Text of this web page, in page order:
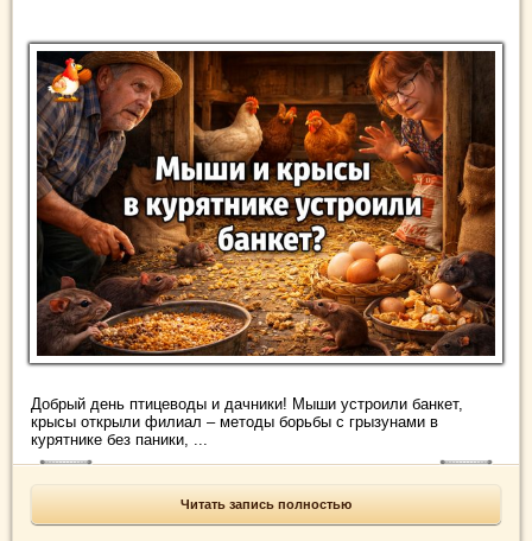
Добрый день птицеводы и дачники! Мыши устроили банкет,
крысы открыли филиал – методы борьбы с грызунами в
курятнике без паники, ...
Читать запись полностью